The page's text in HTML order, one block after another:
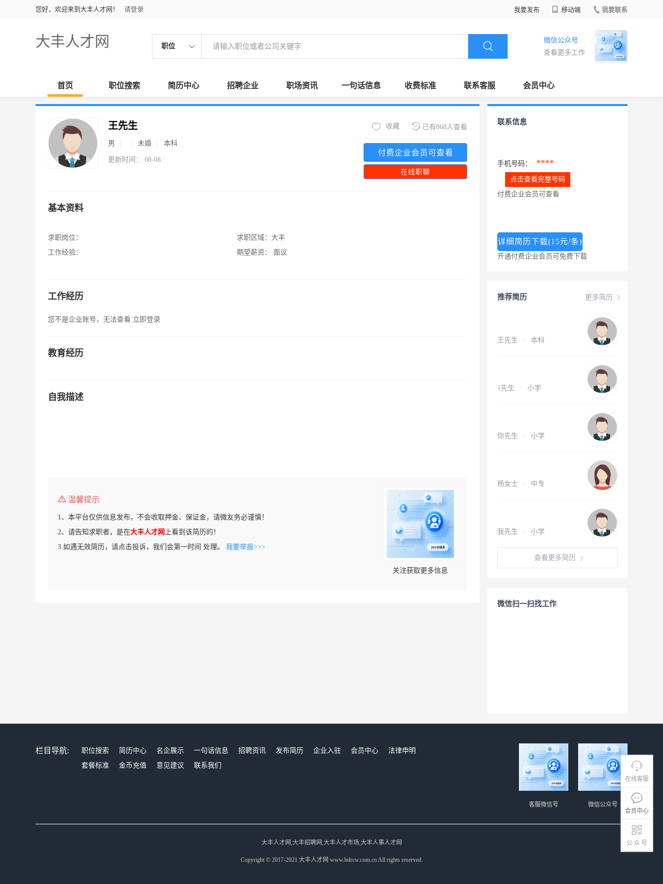
您好，欢迎来到大丰人才网！ 请登录 我要发布 移动端 我要联系
大丰人才网 职位
微信公众号
查看更多工作
首页 职位搜索 简历中心 招聘企业 职场资讯 一句话信息 收费标准 联系客服 会员中心
在线客服
会员中心
公 众 号
王先生
男 未婚 本科
更新时间： 08-08
已有868人查看
收藏
付费企业会员可查看
在线职聊
基本资料
求职岗位：
工作经验：
求职区域： 大丰
期望薪资：
面议
工作经历
您不是企业账号，无法查看 立即登录
教育经历
自我描述
温馨提示
1、本平台仅供信息发布，不会收取押金、保证金，请微友务必谨慎！
2、请告知求职者，是在大丰人才网 上看到该简历的！
3.如遇无效简历，请点击投诉，我们会第一时间 处理。 我要举报>>>
关注获取更多信息
联系信息
手机号码： ****
点击查看完整号码
付费企业会员可查看
详细简历下载(15元/条)
开通付费企业会员可免费下载
更多简历
推荐简历
王先生 · 本科
1先生 · 小学
你先生 · 小学
杨女士 · 中专
我先生 · 小学
查看更多简历
微信扫一扫找工作
栏目导航: 职位搜索 简历中心 名企展示 一句话信息 招聘资讯 发布简历 企业入驻 会员中心
法律申明
套餐标准
金币充值 意见建议 联系我们
微信公众号
客服微信号
大丰人才网,大丰招聘网,大丰人才市场,大丰人事人才网
Copyright © 2017-2021 大丰人才网 www.bdrcw.com.cn All rights reserved.